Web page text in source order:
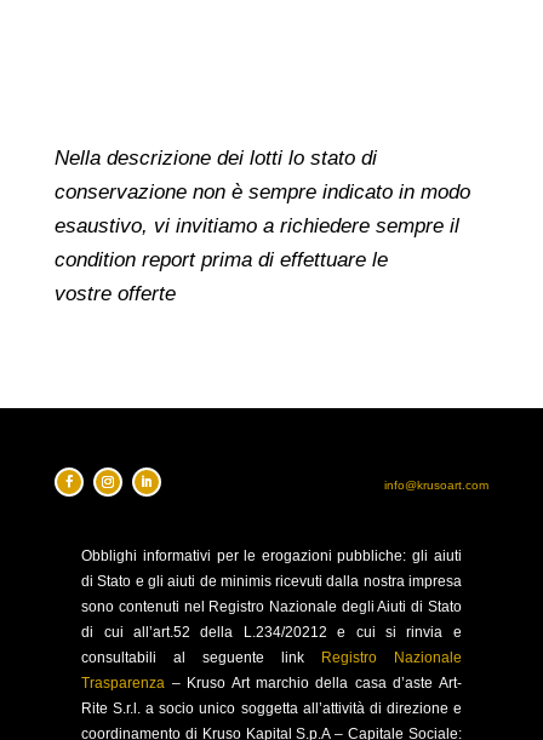
Nella descrizione dei lotti lo stato di
conservazione non è sempre indicato in modo
esaustivo, vi invitiamo a richiedere sempre il
condition report prima di effettuare le
vostre offerte
info@krusoart.com
Obblighi informativi per le erogazioni pubbliche: gli aiuti
di Stato e gli aiuti de minimis ricevuti dalla nostra impresa
sono contenuti nel Registro Nazionale degli Aiuti di Stato
di cui all’art.52 della L.234/20212 e cui si rinvia e
consultabili al seguente link
Registro Nazionale
Trasparenza – Kruso Art marchio della casa d’aste Art-
Rite S.r.l. a socio unico soggetta all’attività di direzione e
coordinamento di Kruso Kapital S.p.A – Capitale Sociale: